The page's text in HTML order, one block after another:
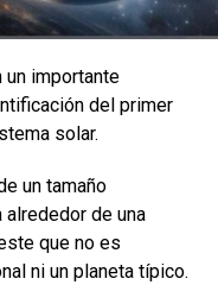
de algunos
de
Verde, donde tres
evacuadas para
su ruta y puso
las autoridades
médicas masivas,
repatriación para
importante
del primer
solar.
un tamaño
de una
que no es
ni un planeta típico.